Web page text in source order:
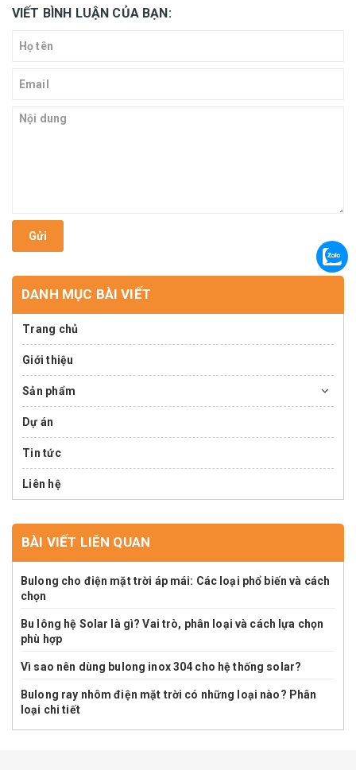
VIẾT BÌNH LUẬN CỦA BẠN:
Gửi
DANH MỤC BÀI VIẾT
Trang chủ
Giới thiệu
Sản phẩm
Dự án
Tin tức
Liên hệ
BÀI VIẾT LIÊN QUAN
Bulong cho điện mặt trời áp mái: Các loại phổ biến và cách
chọn
Bu lông hệ Solar là gì? Vai trò, phân loại và cách lựa chọn
phù hợp
Vì sao nên dùng bulong inox 304 cho hệ thống solar?
Bulong ray nhôm điện mặt trời có những loại nào? Phân
loại chi tiết